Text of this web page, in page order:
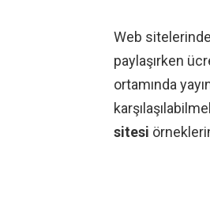
Web
paylaşırken
ortamında
sitesi